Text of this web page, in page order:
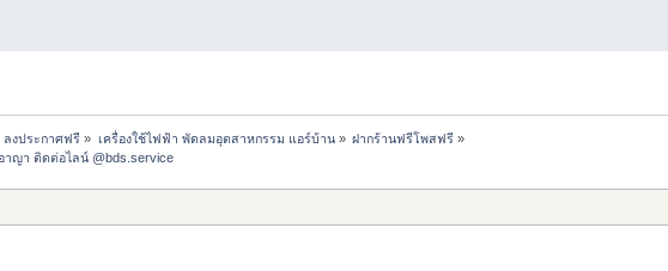
ลงประกาศฟรี » เครื่องใช้ไฟฟ้า พัดลมอุตสาหกรรม แอร์บ้าน» ฝากร้านฟรีโพสฟรี»
าญา ติดต่อไลน์ @bds.service